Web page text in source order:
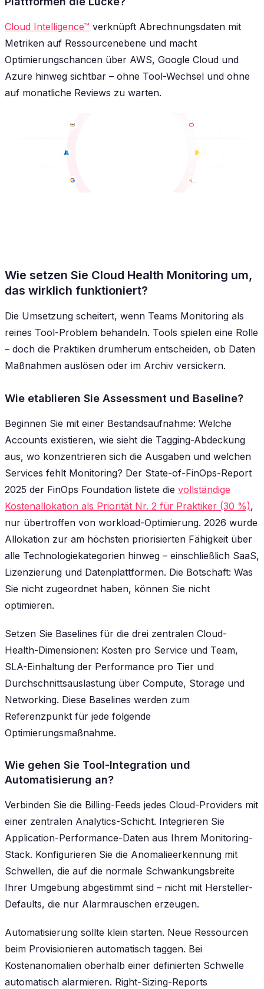
Cloud Intelligence™ verknüpft Abrechnungsdaten mit
Metriken auf Ressourcenebene und macht
Optimierungschancen über AWS, Google Cloud und
Azure hinweg sichtbar – ohne Tool-Wechsel und ohne
auf monatliche Reviews zu warten.
Wie setzen Sie Cloud Health Monitoring um,
das wirklich funktioniert?
Die Umsetzung scheitert, wenn Teams Monitoring als
reines Tool-Problem behandeln. Tools spielen eine Rolle
– doch die Praktiken drumherum entscheiden, ob Daten
Maßnahmen auslösen oder im Archiv versickern.
Wie etablieren Sie Assessment und Baseline?
Beginnen Sie mit einer Bestandsaufnahme: Welche
Accounts existieren, wie sieht die Tagging-Abdeckung
aus, wo konzentrieren sich die Ausgaben und welchen
Services fehlt Monitoring? Der State-of-FinOps-Report
2025 der FinOps Foundation listete die vollständige
Kostenallokation als Priorität Nr. 2 für Praktiker (30 %),
nur übertroffen von workload-Optimierung. 2026 wurde
Allokation zur am höchsten priorisierten Fähigkeit über
alle Technologiekategorien hinweg – einschließlich SaaS,
Lizenzierung und Datenplattformen. Die Botschaft: Was
Sie nicht zugeordnet haben, können Sie nicht
optimieren.
Setzen Sie Baselines für die drei zentralen Cloud-
Health-Dimensionen: Kosten pro Service und Team,
SLA-Einhaltung der Performance pro Tier und
Durchschnittsauslastung über Compute, Storage und
Networking. Diese Baselines werden zum
Referenzpunkt für jede folgende
Optimierungsmaßnahme.
Wie gehen Sie Tool-Integration und
Automatisierung an?
Verbinden Sie die Billing-Feeds jedes Cloud-Providers mit
einer zentralen Analytics-Schicht. Integrieren Sie
Application-Performance-Daten aus Ihrem Monitoring-
Stack. Konfigurieren Sie die Anomalieerkennung mit
Schwellen, die auf die normale Schwankungsbreite
Ihrer Umgebung abgestimmt sind – nicht mit Hersteller-
Defaults, die nur Alarmrauschen erzeugen.
Automatisierung sollte klein starten. Neue Ressourcen
beim Provisionieren automatisch taggen. Bei
Kostenanomalien oberhalb einer definierten Schwelle
automatisch alarmieren. Right-Sizing-Reports